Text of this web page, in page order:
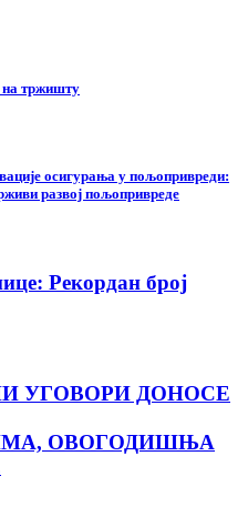
на тржишту
осигурања у пољопривреди:
развој пољопривреде
Рекордан број
УГОВОРИ ДОНОСЕ
ОВОГОДИШЊА